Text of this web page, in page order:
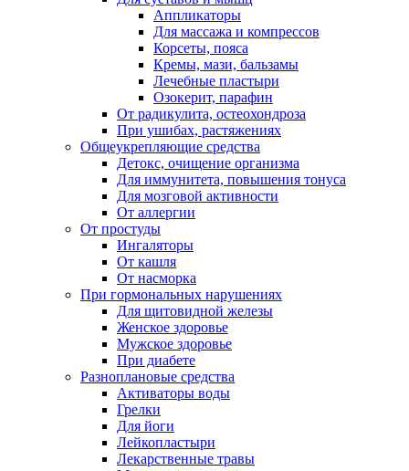
Аппликаторы
Для массажа и компрессов
Корсеты, пояса
Кремы, мази, бальзамы
Лечебные пластыри
Озокерит, парафин
От радикулита, остеохондроза
При ушибах, растяжениях
Общеукрепляющие средства
Детокс, очищение организма
Для иммунитета, повышения тонуса
Для мозговой активности
От аллергии
От простуды
Ингаляторы
От кашля
От насморка
При гормональных нарушениях
Для щитовидной железы
Женское здоровье
Мужское здоровье
При диабете
Разноплановые средства
Активаторы воды
Грелки
Для йоги
Лейкопластыри
Лекарственные травы